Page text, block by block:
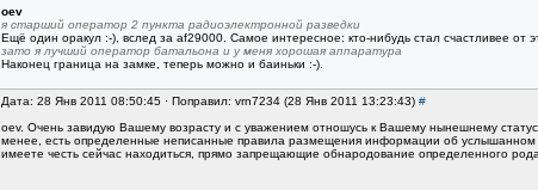
oev
я старший оператор 2 пункта радиоэлектронной разведки
Ещё один оракул :-), вслед за af29000. Самое интересное: кто-нибудь стал счастливее от
зато я лучший оператор батальона и у меня хорошая аппаратура
Наконец граница на замке, теперь можно и баиньки :-).
Дата: 28 Янв 2011 08:50:45 · Поправил: vrn7234 (28 Янв 2011 13:23:43) #
oеv. Очень завидую Вашему возрасту и с уважением отношусь к Вашему нынешнему
менее, есть определенные неписанные правила размещения информации об
имеете честь сейчас находиться, прямо запрещающие обнародование определенного